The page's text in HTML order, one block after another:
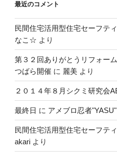
最近のコメント
民間住宅活用型住宅セーフテ
なこ☆ より
第３２回ありがとうリフォー
つばら開催 に 麗美 より
２０１４年８月シクミ研究会
最終日 に アメブロ忍者"YASU"
民間住宅活用型住宅セーフテ
akari より